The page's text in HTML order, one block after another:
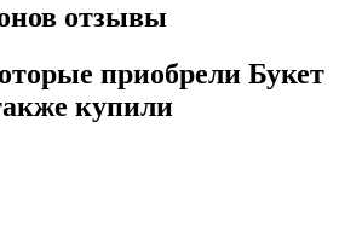
удобный интервал. Если вам важно
наш сервис доставки обеспечит
где купить и сколько стоит
отзывы
приобрели Букет
купили